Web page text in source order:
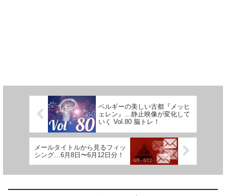
ベルギーの美しい古都『メッヒ
ェレン』…静止映像が変化して
いく Vol.80 脳トレ！
メールタイトルから見るフィッ
シング…6月8日〜6月12日分！